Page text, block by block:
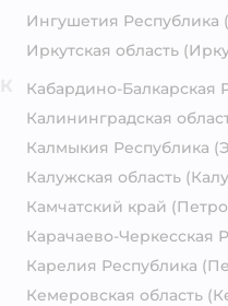
Ингушетия Республика
Иркутская область
Кабардино-Балкарская
Калининградская
Калмыкия Республика
Калужская область
Камчатский край
Карачаево-Черкесская
Карелия Республика
Кемеровская область